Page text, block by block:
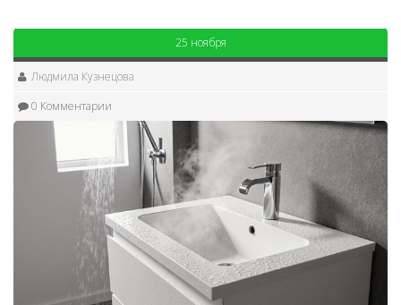
25 ноября
Людмила Кузнецова
0 Комментарии